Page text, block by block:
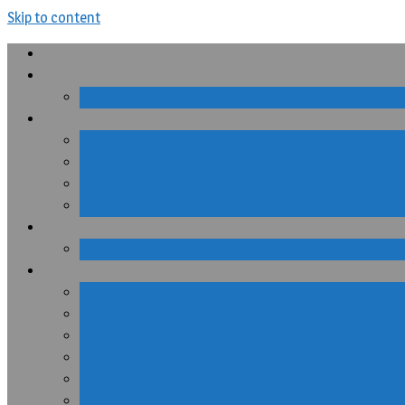
Skip to content